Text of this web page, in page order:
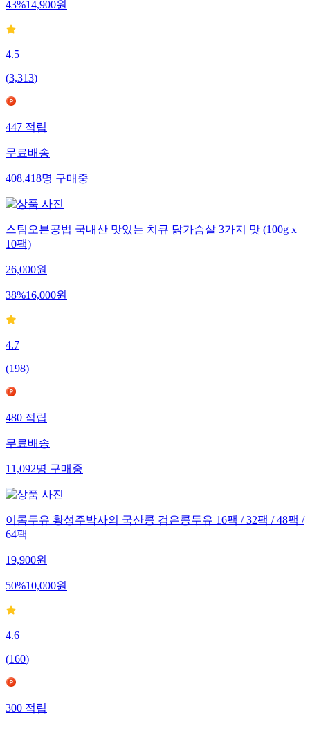
43%14,900원
4.5
(3,313)
447적립
무료배송
408,418명구매중
스팀오븐공법 국내산 맛있는 치큐 닭가슴살 3가지 맛 (100g x
10팩)
26,000원
38%16,000원
4.7
(198)
480적립
무료배송
11,092명구매중
이롬두유 황성주박사의 국산콩 검은콩두유 16팩 / 32팩 / 48팩 /
64팩
19,900원
50%10,000원
4.6
(160)
300적립